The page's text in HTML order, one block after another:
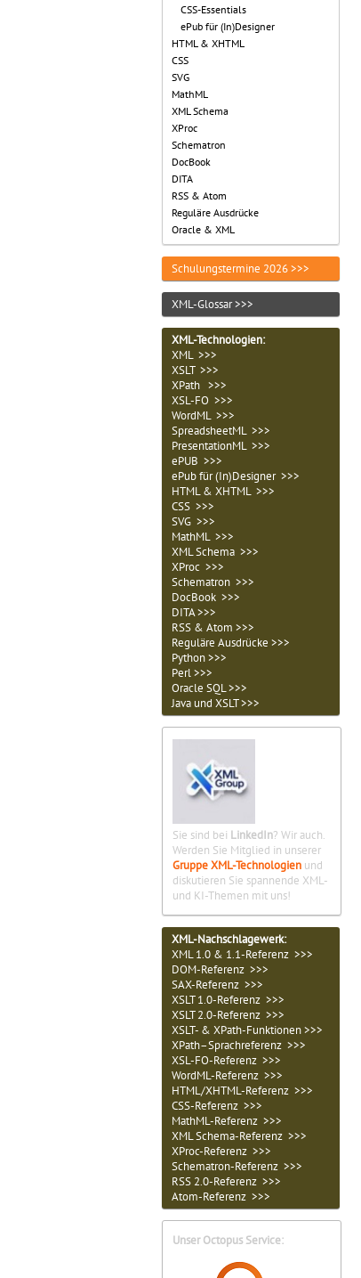
CSS-Essentials
ePub für (In)Designer
HTML & XHTML
CSS
SVG
MathML
XML Schema
XProc
Schematron
DocBook
DITA
RSS & Atom
Reguläre Ausdrücke
Oracle & XML
Schulungstermine 2026 >>>
XML-Glossar >>>
XML-Technologien:
XML >>>
XSLT >>>
XPath >>>
XSL-FO >>>
WordML >>>
SpreadsheetML >>>
PresentationML >>>
ePUB >>>
ePub für (In)Designer >>>
HTML & XHTML >>>
CSS >>>
SVG >>>
MathML >>>
XML Schema >>>
XProc >>>
Schematron >>>
DocBook >>>
DITA >>>
RSS & Atom >>>
Reguläre Ausdrücke >>>
Python >>>
Perl >>>
Oracle SQL >>>
Java und XSLT >>>
Sie sind bei LinkedIn? Wir auch.
Werden Sie Mitglied in unserer
Gruppe XML-Technologien und
diskutieren Sie spannende XML-
und KI-Themen mit uns!
XML-Nachschlagewerk:
XML 1.0 & 1.1-Referenz >>>
DOM-Referenz >>>
SAX-Referenz >>>
XSLT 1.0-Referenz >>>
XSLT 2.0-Referenz >>>
XSLT- & XPath-Funktionen >>>
XPath–Sprachreferenz >>>
XSL-FO-Referenz >>>
WordML-Referenz >>>
HTML/XHTML-Referenz >>>
CSS-Referenz >>>
MathML-Referenz >>>
XML Schema-Referenz >>>
XProc-Referenz >>>
Schematron-Referenz >>>
RSS 2.0-Referenz >>>
Atom-Referenz >>>
Unser Octopus Service: